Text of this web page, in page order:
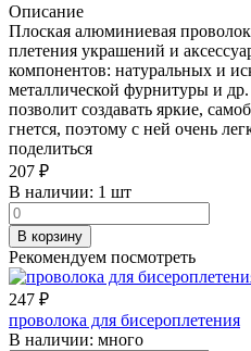
Описание
Плоская алюминиевая
плетения украшений и
компонентов: натуральных и
металлической фурнитуры и
позволит создавать яркие,
гнется, поэтому с ней очень
поделиться
207 ₽
В наличии: 1 шт
В корзину
Рекомендуем посмотреть
247 ₽
проволока для бисероплетения
В наличии: много